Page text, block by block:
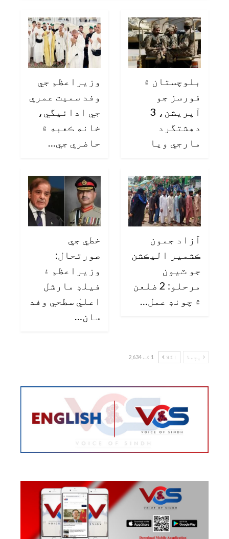
بلوچستان ۾
فورسز جو
آپريشن، 3
دهشتگرد
مارجي ويا
وزيراعظم جي
وفد سميت عمري
جي ادائيگي،
خانه ڪعبه ۾
حاضري جي…
آزاد جمون
ڪشمير اليڪشن
جو ٽيون
مرحلو: 2 ضلعن
۾ چونڊ عمل…
خطي جي
صورتحال:
وزيراعظم ۽
فيلڊ مارشل
اعليٰ سطحي وفد
سان…
پچھلا اگلا 1 کے 2,634